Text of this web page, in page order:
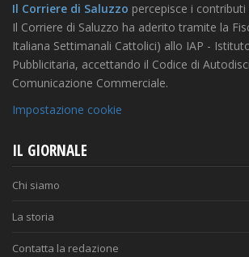
Il Corriere di Saluzzo percepisce i contributi
Il Corriere di Saluzzo ha aderito tramite la
Italiana Settimanali Cattolici) allo IAP -
Pubblicitaria, accettando il Codice di
Comunicazione Commerciale.
Impostazione cookie
IL GIORNALE
Chi siamo
La storia
Contatta la redazione